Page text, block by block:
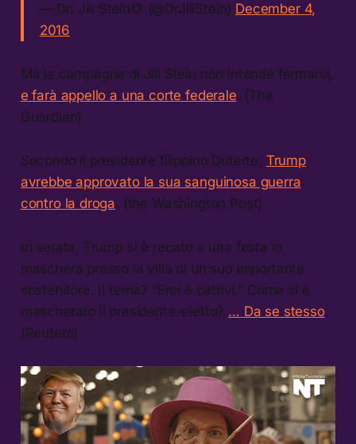
— Dr. Jill Stein🌻 (@DrJillStein) December 4,
2016
Ma la campagna di Jill Stein non intende fermarsi,
e farà appello a una corte federale. (The
Guardian)
Secondo il presidente filippino Duterte, Trump
avrebbe approvato la sua sanguinosa guerra
contro la droga. (the Washington Post)
In serata, Trump si è recato a una festa in
maschera presso la villa di un suo importante
sostenitore. Il tema? “Eroi e cattivi.” Come si è
mascherato il presidente-eletto? … Da se stesso.
(Reuters)